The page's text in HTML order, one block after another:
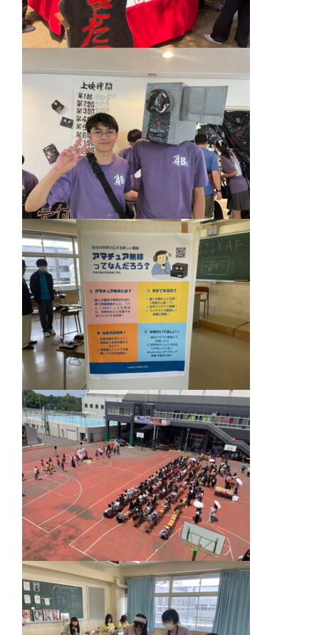
希望制海外研修制度
帰国生支援
海外からの留学生受け入れ
入試案内
中学入試情報
高校入試情報
閉じる